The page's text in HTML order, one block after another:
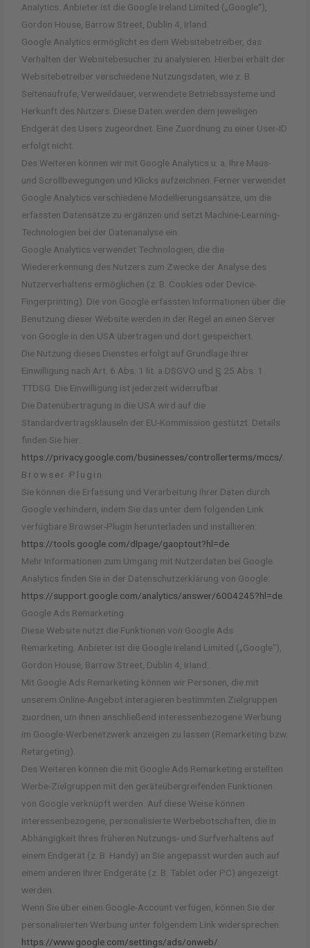
Analytics. Anbieter ist die Google Ireland Limited („Google“),
Gordon House, Barrow Street, Dublin 4, Irland.
Google Analytics ermöglicht es dem Websitebetreiber, das
Verhalten der Websitebesucher zu analysieren. Hierbei erhält der
Websitebetreiber verschiedene Nutzungsdaten, wie z. B.
Seitenaufrufe, Verweildauer, verwendete Betriebssysteme und
Herkunft des Nutzers. Diese Daten werden dem jeweiligen
Endgerät des Users zugeordnet. Eine Zuordnung zu einer User-ID
erfolgt nicht.
Des Weiteren können wir mit Google Analytics u. a. Ihre Maus-
und Scrollbewegungen und Klicks aufzeichnen. Ferner verwendet
Google Analytics verschiedene Modellierungsansätze, um die
erfassten Datensätze zu ergänzen und setzt Machine-Learning-
Technologien bei der Datenanalyse ein.
Google Analytics verwendet Technologien, die die
Wiedererkennung des Nutzers zum Zwecke der Analyse des
Nutzerverhaltens ermöglichen (z. B. Cookies oder Device-
Fingerprinting). Die von Google erfassten Informationen über die
Benutzung dieser Website werden in der Regel an einen Server
von Google in den USA übertragen und dort gespeichert.
Die Nutzung dieses Dienstes erfolgt auf Grundlage Ihrer
Einwilligung nach Art. 6 Abs. 1 lit. a DSGVO und § 25 Abs. 1
TTDSG. Die Einwilligung ist jederzeit widerrufbar.
Die Datenübertragung in die USA wird auf die
Standardvertragsklauseln der EU-Kommission gestützt. Details
finden Sie hier:
https://privacy.google.com/businesses/controllerterms/mccs/
Browser Plugin
Sie können die Erfassung und Verarbeitung Ihrer Daten durch
Google verhindern, indem Sie das unter dem folgenden Link
verfügbare Browser-Plugin herunterladen und installieren:
https://tools.google.com/dlpage/gaoptout?hl=de
Mehr Informationen zum Umgang mit Nutzerdaten bei Google
Analytics finden Sie in der Datenschutzerklärung von Google:
https://support.google.com/analytics/answer/6004245?hl=de
Google Ads Remarketing
Diese Website nutzt die Funktionen von Google Ads
Remarketing. Anbieter ist die Google Ireland Limited („Google“),
Gordon House, Barrow Street, Dublin 4, Irland.
Mit Google Ads Remarketing können wir Personen, die mit
unserem Online-Angebot interagieren bestimmten Zielgruppen
zuordnen, um ihnen anschließend interessenbezogene Werbung
im Google-Werbenetzwerk anzeigen zu lassen (Remarketing bzw.
Retargeting).
Des Weiteren können die mit Google Ads Remarketing erstellten
Werbe-Zielgruppen mit den geräteübergreifenden Funktionen
von Google verknüpft werden. Auf diese Weise können
interessenbezogene, personalisierte Werbebotschaften, die in
Abhängigkeit Ihres früheren Nutzungs- und Surfverhaltens auf
einem Endgerät (z. B. Handy) an Sie angepasst wurden auch auf
einem anderen Ihrer Endgeräte (z. B. Tablet oder PC) angezeigt
werden.
Wenn Sie über einen Google-Account verfügen, können Sie der
personalisierten Werbung unter folgendem Link widersprechen:
https://www.google.com/settings/ads/onweb/